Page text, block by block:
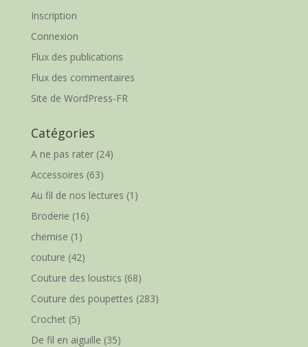
Inscription
Connexion
Flux des publications
Flux des commentaires
Site de WordPress-FR
Catégories
A ne pas rater(24)
Accessoires (63)
Au fil de nos lectures (1)
Broderie (16)
chemise (1)
couture (42)
Couture des loustics (68)
Couture des poupettes (283)
Crochet(5)
De fil en aiguille (35)